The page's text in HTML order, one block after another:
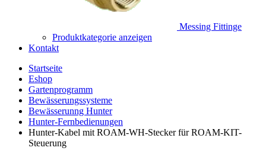
Messing Fittinge
Produktkategorie anzeigen
Kontakt
Startseite
Eshop
Gartenprogramm
Bewässerungssysteme
Bewässerunng Hunter
Hunter-Fernbedienungen
Hunter-Kabel mit ROAM-WH-Stecker für ROAM-KIT-
Steuerung